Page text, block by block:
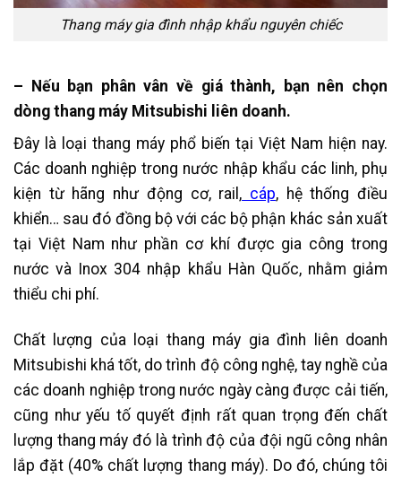
Thang máy gia đình nhập khẩu nguyên chiếc
– Nếu bạn phân vân về giá thành, bạn nên chọn
dòng thang máy Mitsubishi liên doanh.
Đây là loại thang máy phổ biến tại Việt Nam hiện nay.
Các doanh nghiệp trong nước nhập khẩu các linh, phụ
kiện từ hãng như động cơ, rail, cáp, hệ thống điều
khiển… sau đó đồng bộ với các bộ phận khác sản xuất
tại Việt Nam như phần cơ khí được gia công trong
nước và Inox 304 nhập khẩu Hàn Quốc, nhằm giảm
thiểu chi phí.
Chất lượng của loại thang máy gia đình liên doanh
Mitsubishi khá tốt, do trình độ công nghệ, tay nghề của
các doanh nghiệp trong nước ngày càng được cải tiến,
cũng như yếu tố quyết định rất quan trọng đến chất
lượng thang máy đó là trình độ của đội ngũ công nhân
lắp đặt (40% chất lượng thang máy). Do đó, chúng tôi